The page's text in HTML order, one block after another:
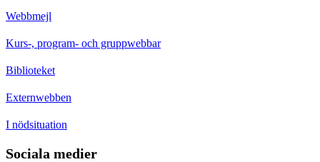
Webbmejl
Kurs-, program- och gruppwebbar
Biblioteket
Externwebben
I nödsituation
Sociala medier